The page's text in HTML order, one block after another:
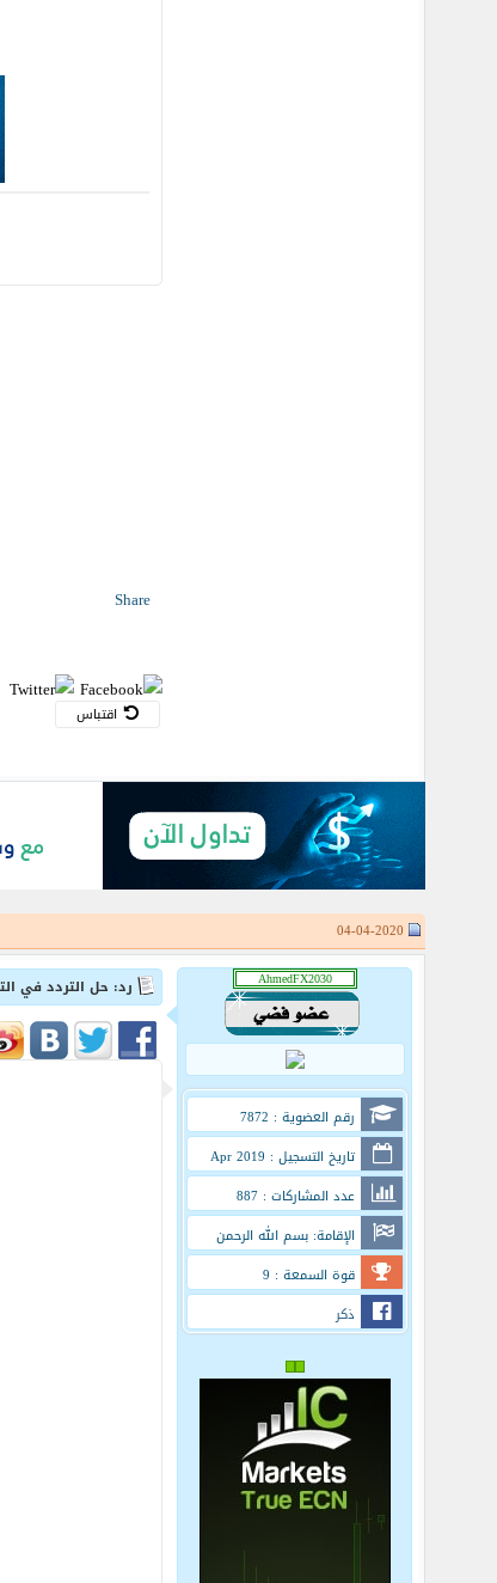
Share
اقتباس
رقم العضوية : 7872
تاريخ التسجيل : Apr 2019
عدد المشاركات : 887
الإقامة: بسم الله الرحمن
الرحيم
قوة السمعة : 9
ذكر
رد: حل التردد في